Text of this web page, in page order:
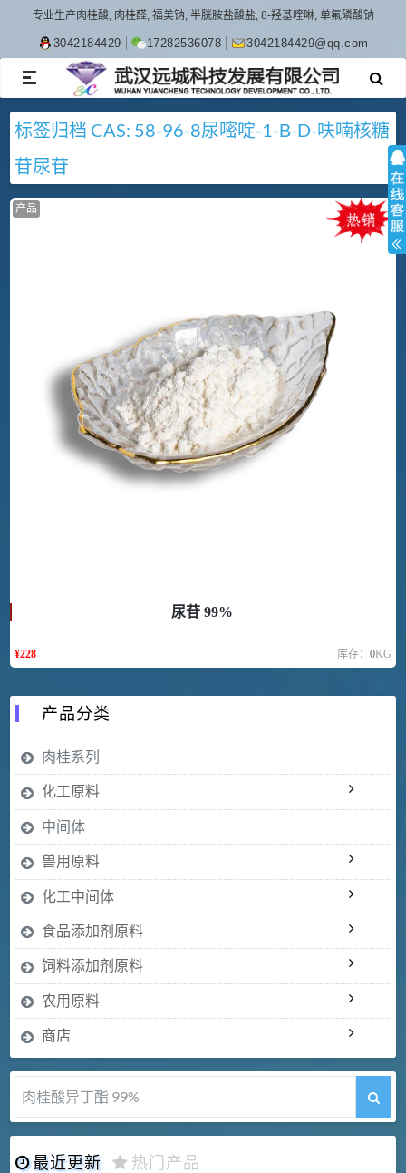
专业生产肉桂酸, 肉桂醛, 福美钠, 半胱胺盐酸盐, 8-羟基喹啉, 单氟磷酸钠
3042184429 17282536078 3042184429@qq.com
TOGGLE
NAVIGATION
标签归档 CAS: 58-96-8尿嘧啶-1-Β-D-呋喃核糖
苷尿苷
产品
尿苷 99%
¥228 库存：0KG
产品分类
肉桂系列
化工原料
中间体
兽用原料
化工中间体
食品添加剂原料
饲料添加剂原料
农用原料
商店
肉桂酸异丁酯 99%
最近更新 热门产品